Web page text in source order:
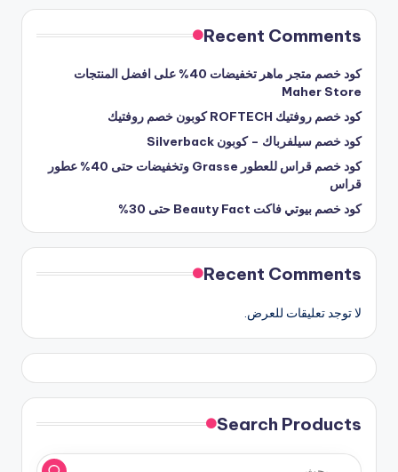
Recent Comments
كود خصم متجر ماهر تخفيضات 40% على افضل المنتجات
Maher Store
كود خصم روفتيك ROFTECH كوبون خصم روفتيك
كود خصم سيلفرباك – كوبون Silverback
كود خصم قراس للعطور Grasse وتخفيضات حتى 40% عطور
قراس
كود خصم بيوتي فاكت Beauty Fact حتى 30%
Recent Comments
لا توجد تعليقات للعرض.
Search Products